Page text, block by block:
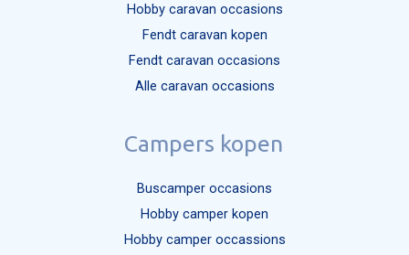
Hobby caravan occasions
Fendt caravan kopen
Fendt caravan occasions
Alle caravan occasions
Campers kopen
Buscamper occasions
Hobby camper kopen
Hobby camper occassions